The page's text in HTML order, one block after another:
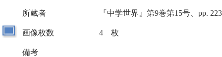
所蔵者 『中学世界』第9巻第15号、pp.
画像枚数 4 枚
備考